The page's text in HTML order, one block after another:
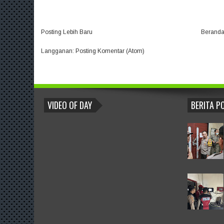
Posting Lebih Baru Beranda
Langganan: Posting Komentar (Atom)
BLOGROLL
VIDEO OF DAY BERITA